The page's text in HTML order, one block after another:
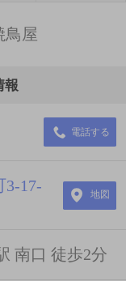
鳥屋
報
電話する
3-17-
地図
南口 徒歩2分